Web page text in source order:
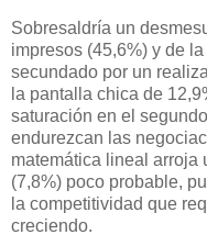
Sobresaldría un
impresos (45,6%) y de
secundado por un
la pantalla chica de
saturación en el
endurezcan las
matemática lineal arroja
(7,8%) poco probable,
la competitividad que
creciendo.